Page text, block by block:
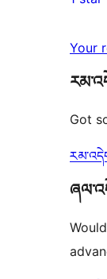
2-
star
Your
Got